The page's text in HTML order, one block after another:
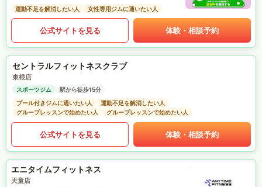
運動不足を解消したい人
女性専用ジムに通いたい人
公式サイトを見る 体験・相談予約
セントラルフィットネスクラブ
東根店
スポーツジム
駅から徒歩15分
プール付きジムに通いたい人
運動不足を解消したい人
グループレッスンで始めたい人
グループレッスンで始めたい人
公式サイトを見る 体験・相談予約
エニタイムフィットネス
天童店